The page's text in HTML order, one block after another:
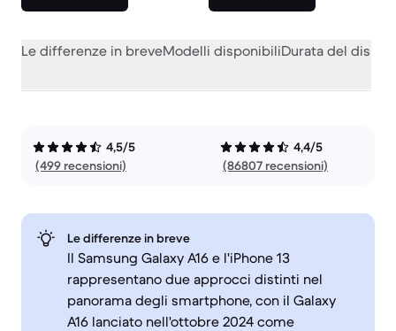
Le differenze in breveModelli disponibiliDurata del
4,5/5
(499 recensioni)
4,4/5
(86807 recensioni)
Le differenze in breve
Il Samsung Galaxy A16 e l'iPhone 13
rappresentano due approcci distinti nel
panorama degli smartphone, con il Galaxy
A16 lanciato nell'ottobre 2024 come